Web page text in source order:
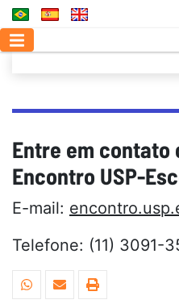
Entre em contato
Encontro USP-
E-mail:
Telefone: (11) 3091-